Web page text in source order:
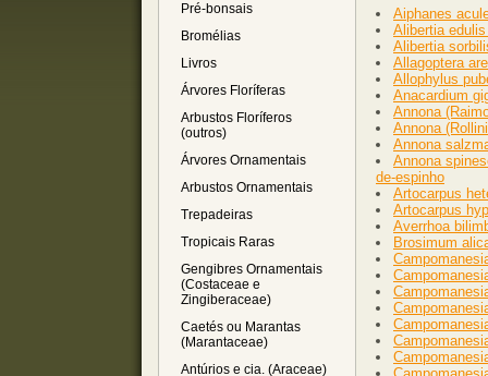
Pré-bonsais
Bromélias
Livros
Árvores Floríferas
Arbustos Floríferos
(outros)
Árvores Ornamentais
Arbustos Ornamentais
Trepadeiras
Tropicais Raras
Gengibres Ornamentais
(Costaceae e
Zingiberaceae)
Caetés ou Marantas
(Marantaceae)
Antúrios e cia. (Araceae)
Aiphanes
Alibertia
Alibertia
Allagoptera
Allophylus
Anacardium
Annona
Annona
Annona
Annona
de-espinho
Artocarpus
Artocarpus
Averrhoa
Brosimum